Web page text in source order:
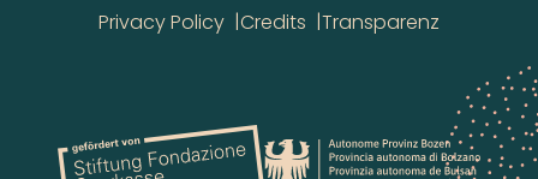
Privacy Policy Credits Transparenz